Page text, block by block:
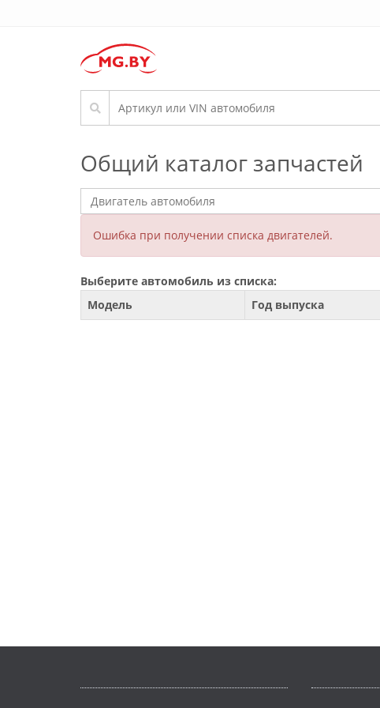
Общий каталог запчастей
Ошибка при получении списка двигателей.
Выберите автомобиль из списка:
Модель
Год выпуска